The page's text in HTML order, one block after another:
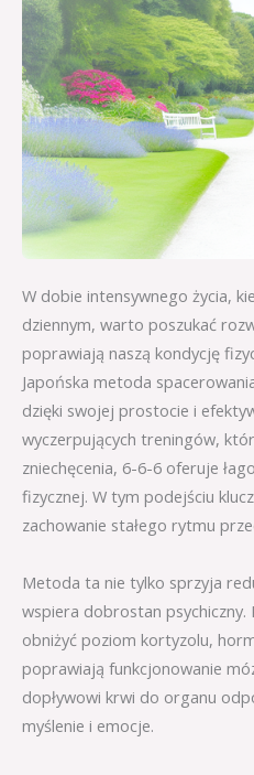
W dobie intensywnego życia,
dziennym, warto poszukać
poprawiają naszą kondycję
Japońska metoda
dzięki swojej prostocie i
wyczerpujących treningów,
zniechęcenia, 6-6-6 oferuje
fizycznej. W tym podejściu
zachowanie stałego rytmu
Metoda ta nie tylko sprzyja
wspiera dobrostan
obniżyć poziom kortyzolu,
poprawiają funkcjonowanie
dopływowi krwi do organu
myślenie i emocje.